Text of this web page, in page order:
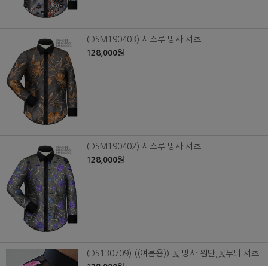
(DSM190403) 시스루 망사 셔츠
128,000원
(DSM190402) 시스루 망사 셔츠
128,000원
(DS130709) ((여름용)) 꽃 망사 원단,꽃무늬 셔츠